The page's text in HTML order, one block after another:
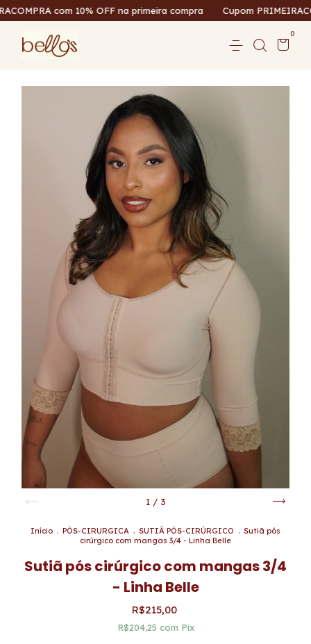
com 10% OFF na primeira compra Cupom
0
1/ 3
Início . PÓS-CIRURGICA . SUTIÃ PÓS-CIRÚRGICO . Sutiã pós
cirúrgico com mangas 3/4 - Linha Belle
Sutiã pós cirúrgico com mangas 3/4
- Linha Belle
R$215,00
R$204,25 com Pix